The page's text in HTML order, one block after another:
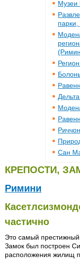
Музеи
Сан
КРЕПОСТИ,
Римини
частично
Это самый престижный
Замок был построен
расположения жилищ